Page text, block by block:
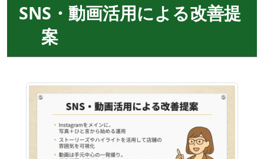
SNS・動画活用による改善提
案